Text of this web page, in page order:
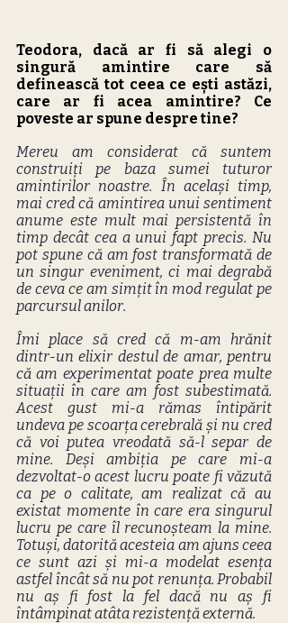
Teodora, dacă ar fi să alegi o
singură amintire care să
definească tot ceea ce ești astăzi,
care ar fi acea amintire? Ce
poveste ar spune despre tine?
Mereu am considerat că suntem
construiți pe baza sumei tuturor
amintirilor noastre. În același timp,
mai cred că amintirea unui sentiment
anume este mult mai persistentă în
timp decât cea a unui fapt precis. Nu
pot spune că am fost transformată de
un singur eveniment, ci mai degrabă
de ceva ce am simțit în mod regulat pe
parcursul anilor.
Îmi place să cred că m-am hrănit
dintr-un elixir destul de amar, pentru
că am experimentat poate prea multe
situații în care am fost subestimată.
Acest gust mi-a rămas întipărit
undeva pe scoarța cerebrală și nu cred
că voi putea vreodată să-l separ de
mine. Deși ambiția pe care mi-a
dezvoltat-o acest lucru poate fi văzută
ca pe o calitate, am realizat că au
existat momente în care era singurul
lucru pe care îl recunoșteam la mine.
Totuși, datorită acesteia am ajuns ceea
ce sunt azi și mi-a modelat esența
astfel încât să nu pot renunța. Probabil
nu aș fi fost la fel dacă nu aș fi
întâmpinat atâta rezistență externă.